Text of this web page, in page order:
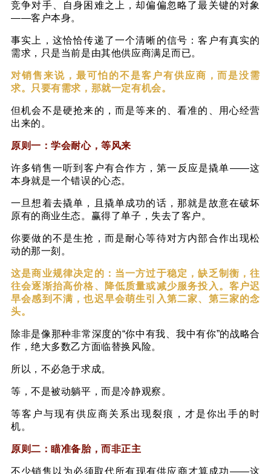
竞争对手、自身困难之上，却偏偏忽略了最关键的对象
——客户本身。
事实上，这恰恰传递了一个清晰的信号：客户有真实的
需求，只是当前是由其他供应商满足而已。
对销售来说，最可怕的不是客户有供应商，而是没需
求。只要有需求，那就一定有机会。
但机会不是硬抢来的，而是等来的、看准的、用心经营
出来的。
原则一：学会耐心，等风来
许多销售一听到客户有合作方，第一反应是撬单——这
本身就是一个错误的心态。
一旦想着去撬单，且撬单成功的话，那就是故意在破坏
原有的商业生态。赢得了单子，失去了客户。
你要做的不是生抢，而是耐心等待对方内部合作出现松
动的那一刻。
这是商业规律决定的：当一方过于稳定，缺乏制衡，往
往会逐渐抬高价格、降低质量或减少服务投入。客户迟
早会感到不满，也迟早会萌生引入第二家、第三家的念
头。
除非是像那种非常深度的“你中有我、我中有你”的战略合
作，绝大多数乙方面临替换风险。
所以，不必急于求成。
等，不是被动躺平，而是冷静观察。
等客户与现有供应商关系出现裂痕，才是你出手的时
机。
原则二：瞄准备胎，而非正主
不少销售以为必须取代所有现有供应商才算成功——这